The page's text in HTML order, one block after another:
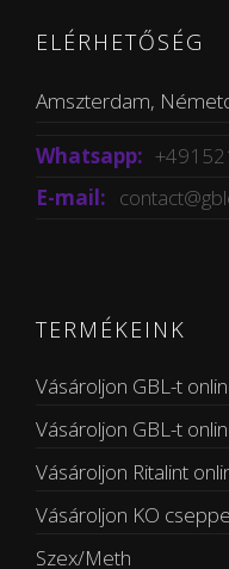
ELÉRHETŐSÉG
Amszterdam,
Whatsapp:
E-mail:
TERMÉKEINK
Vásároljon GBL-t
Vásároljon GBL-t
Vásároljon Ritalint
Vásároljon KO
Szex/Meth